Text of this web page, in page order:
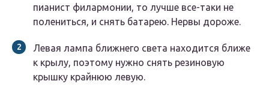
пианист филармонии, то лучше все-таки не
полениться, и снять батарею. Нервы дороже.
Левая лампа ближнего света находится ближе
к крылу, поэтому нужно снять резиновую
крышку крайнюю левую.